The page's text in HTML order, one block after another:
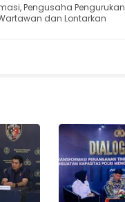
Pengusaha Pengurukan
dan Lontarkan